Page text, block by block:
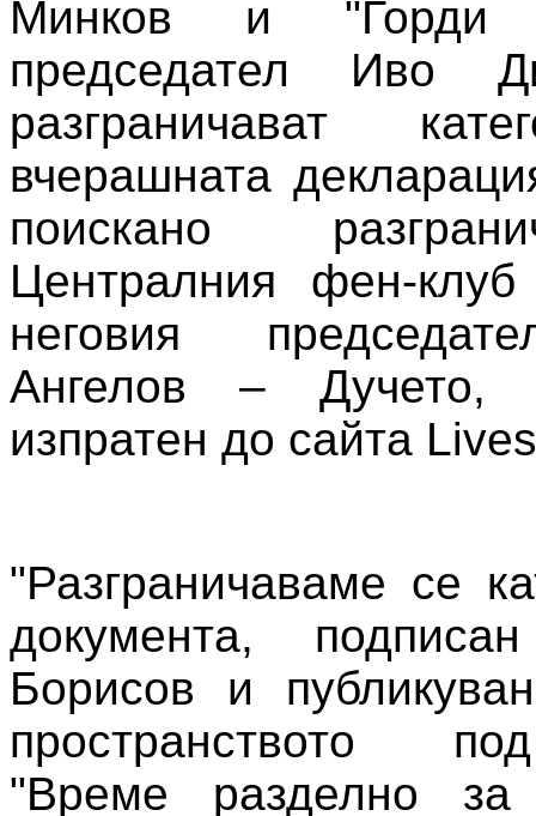
Минков и
председател Иво
разграничават
вчерашната
поискано
Централния фен-
неговия
Ангелов – Дучето,
изпратен до сайта
"Разграничаваме се
документа,
Борисов и
пространството
"Време разделно